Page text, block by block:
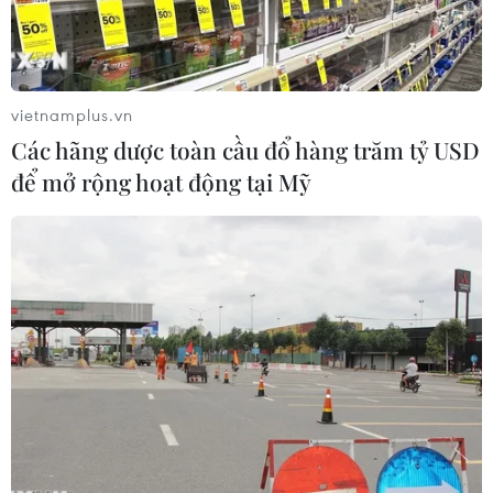
Đồng tiền mệnh giá 100 rupee của Ấn Độ. (Ảnh: AFP/ TTXVN)
Quỹ Tiền tệ Quốc tế (IMF)cho rằng Ấn Độ đã
can thiệp quá mức vào tỷ giá hối đoái, nhưng
Ấn Độ phủ nhận đã làm bất cứ điều gì sai trái.
IMF vào ngày 18/12 đã công bố báo cáo thường
niên về tình hình kinh tế của Ấn Độ, trong
vietnamplus.vn
Các hãng dược toàn cầu đổ hàng trăm tỷ USD
để mở rộng hoạt động tại Mỹ